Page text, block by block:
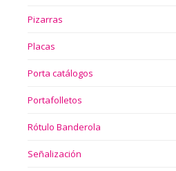
Pizarras
Placas
Porta catálogos
Portafolletos
Rótulo Banderola
Señalización